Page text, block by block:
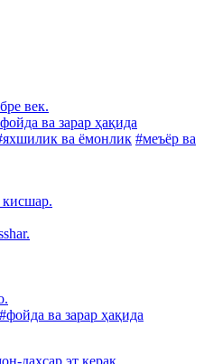
век.
ва зарар ҳақида
ва ёмонлик #меъёр ва
#фойда ва зарар ҳақида